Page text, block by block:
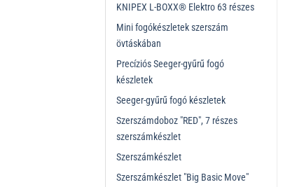
KNIPEX L-BOXX® Elektro 63 részes
Mini fogókészletek szerszám
övtáskában
Precíziós Seeger-gyűrű fogó
készletek
Seeger-gyűrű fogó készletek
Szerszámdoboz "RED", 7 részes
szerszámkészlet
Szerszámkészlet
Szerszámkészlet "Big Basic Move"